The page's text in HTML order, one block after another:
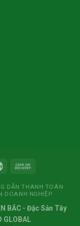
DẪN THANH TOÁN
DOANH NGHIỆP
BẮC - Đặc Sản Tây
GLOBAL